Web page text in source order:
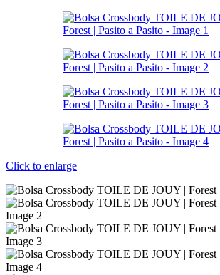
Click to enlarge